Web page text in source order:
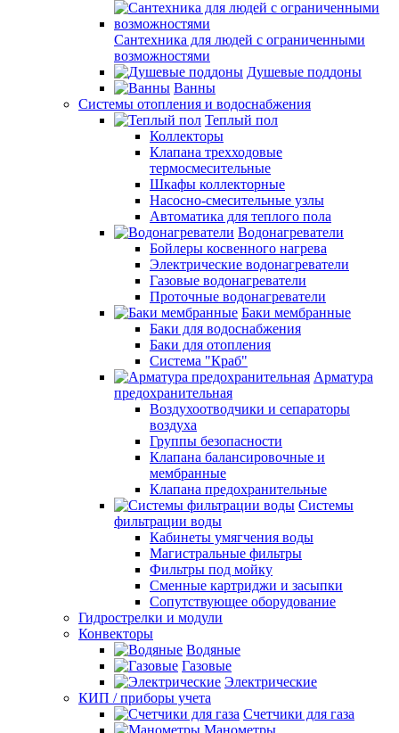
Сантехника для людей с ограниченными
возможностями
Душевые поддоны
Ванны
Системы отопления и водоснабжения
Теплый пол
Коллекторы
Клапана трехходовые
термосмесительные
Шкафы коллекторные
Насосно-смесительные узлы
Автоматика для теплого пола
Водонагреватели
Бойлеры косвенного нагрева
Электрические водонагреватели
Газовые водонагреватели
Проточные водонагреватели
Баки мембранные
Баки для водоснабжения
Баки для отопления
Система "Краб"
Арматура
предохранительная
Воздухоотводчики и сепараторы
воздуха
Группы безопасности
Клапана балансировочные и
мембранные
Клапана предохранительные
Системы
фильтрации воды
Кабинеты умягчения воды
Магистральные фильтры
Фильтры под мойку
Сменные картриджи и засыпки
Сопутствующее оборудование
Гидрострелки и модули
Конвекторы
Водяные
Газовые
Электрические
КИП / приборы учета
Счетчики для газа
Манометры